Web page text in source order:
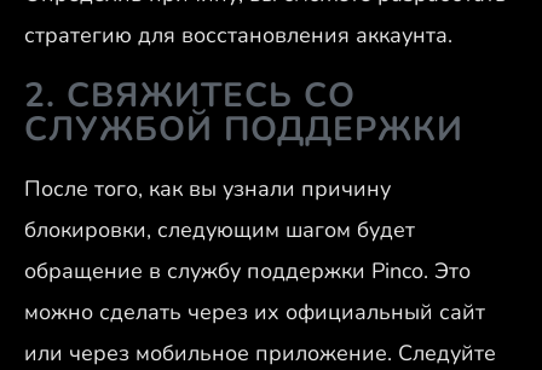
стратегию для восстановления аккаунта.
2. СВЯЖИТЕСЬ СО
СЛУЖБОЙ ПОДДЕРЖКИ
После того, как вы узнали причину
блокировки, следующим шагом будет
обращение в службу поддержки Pinco. Это
можно сделать через их официальный сайт
или через мобильное приложение. Следуйте